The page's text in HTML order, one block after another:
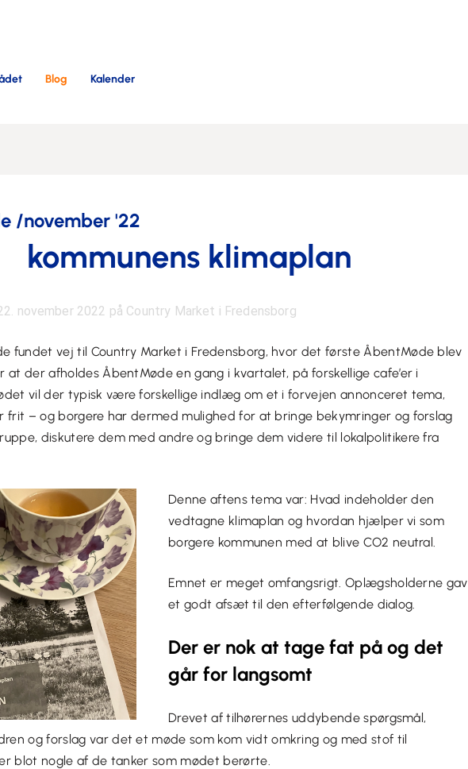
Blog Kalender
/november '22
kommunens klimaplan
november 2022 på Country Market i Fredensborg
fundet vej til Country Market i Fredensborg, hvor det første ÅbentMøde blev
at der afholdes ÅbentMøde en gang i kvartalet, på forskellige cafe’er i
vil der typisk være forskellige indlæg om et i forvejen annonceret tema,
frit – og borgere har dermed mulighed for at bringe bekymringer og forslag
diskutere dem med andre og bringe dem videre til lokalpolitikere fra
Denne aftens tema var: Hvad indeholder den
vedtagne klimaplan og hvordan hjælper vi som
borgere kommunen med at blive CO2 neutral.
Emnet er meget omfangsrigt. Oplægsholderne gav
et godt afsæt til den efterfølgende dialog.
Der er nok at tage fat på og det
går for langsomt
Drevet af tilhørernes uddybende spørgsmål,
og forslag var det et møde som kom vidt omkring og med stof til
blot nogle af de tanker som mødet berørte.